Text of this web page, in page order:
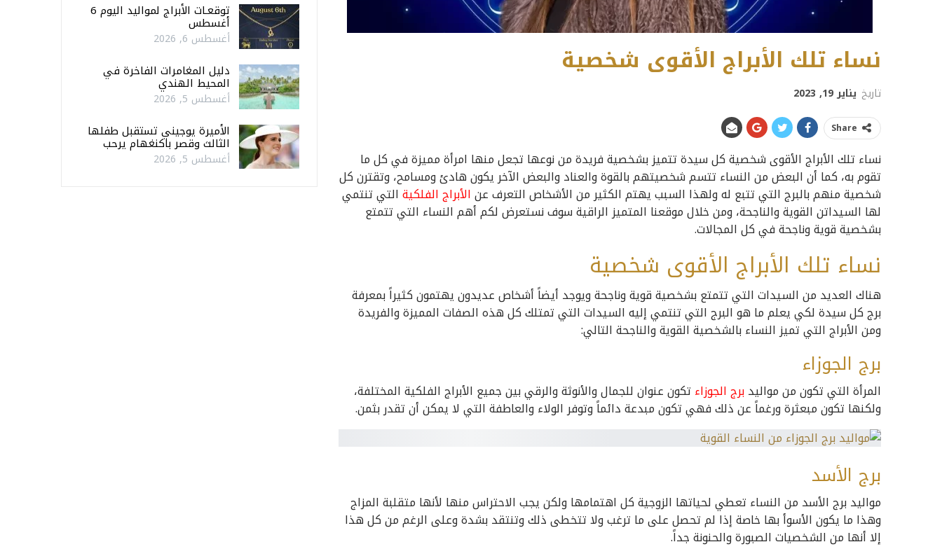
نساء تلك الأبراج الأقوى شخصية
تاريخ يناير 19, 2023
Share
نساء تلك الأبراج الأقوى شخصية كل سيدة تتميز بشخصية فريدة من نوعها تجعل منها امرأة مميزة في كل ما
تقوم به، كما أن البعض من النساء تتسم شخصيتهم بالقوة والعناد والبعض الآخر يكون هادئ ومسامح، وتقترن كل
شخصية منهم بالبرج التي تتبع له ولهذا السبب يهتم الكثير من الأشخاص التعرف عنالأبراج الفلكيةالتي تنتمي
لها السيداتن القوية والناجحة، ومن خلال موقعنا المتميز الراقية سوف نستعرض لكم أهم النساء التي تتمتع
بشخصية قوية وناجحة في كل المجالات.
نساء تلك الأبراج الأقوى شخصية
هناك العديد من السيدات التي تتمتع بشخصية قوية وناجحة ويوجد أيضاً أشخاص عديدون يهتمون كثيراً بمعرفة
برج كل سيدة لكي يعلم ما هو البرج التي تنتمي إليه السيدات التي تمتلك كل هذه الصفات المميزة والفريدة
ومن الأبراج التي تميز النساء بالشخصية القوية والناجحة التالي:
برج الجوزاء
المرأة التي تكون من مواليدبرج الجوزاء تكون عنوان للجمال والأنوثة والرقي بين جميع الأبراج الفلكية المختلفة،
ولكنها تكون مبعثرة ورغماً عن ذلك فهي تكون مبدعة دائماً وتوفر الولاء والعاطفة التي لا يمكن أن تقدر بثمن.
برج الأسد
مواليد برج الأسد من النساء تعطي لحياتها الزوجية كل اهتمامها ولكن يجب الاحتراس منها لأنها متقلبة المزاج
وهذا ما يكون الأسوأ بها خاصة إذا لم تحصل على ما ترغب ولا تتخطى ذلك وتنتقد بشدة وعلى الرغم من كل هذا
إلا أنها من الشخصيات الصبورة والحنونة جداً.
توقعـات الأبراج لمواليد اليوم 6
أغسطس
أغسطس 6, 2026
دليل المغامرات الفاخرة في
المحيط الهندي
أغسطس 5, 2026
الأميرة يوجيني تستقبل طفلها
الثالث وقصر باكنغهام يرحب
أغسطس 5, 2026